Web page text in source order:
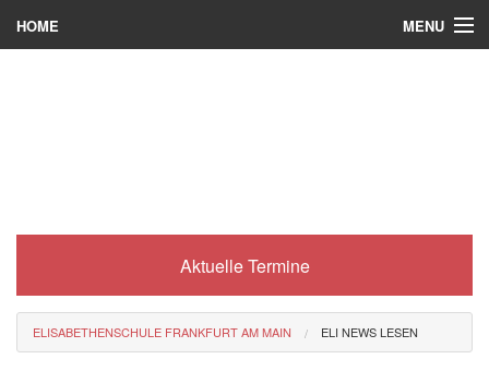
HOME MENU
Eli-Portal
Aktuelle Termine
ELISABETHENSCHULE FRANKFURT AM MAIN ELI NEWS LESEN